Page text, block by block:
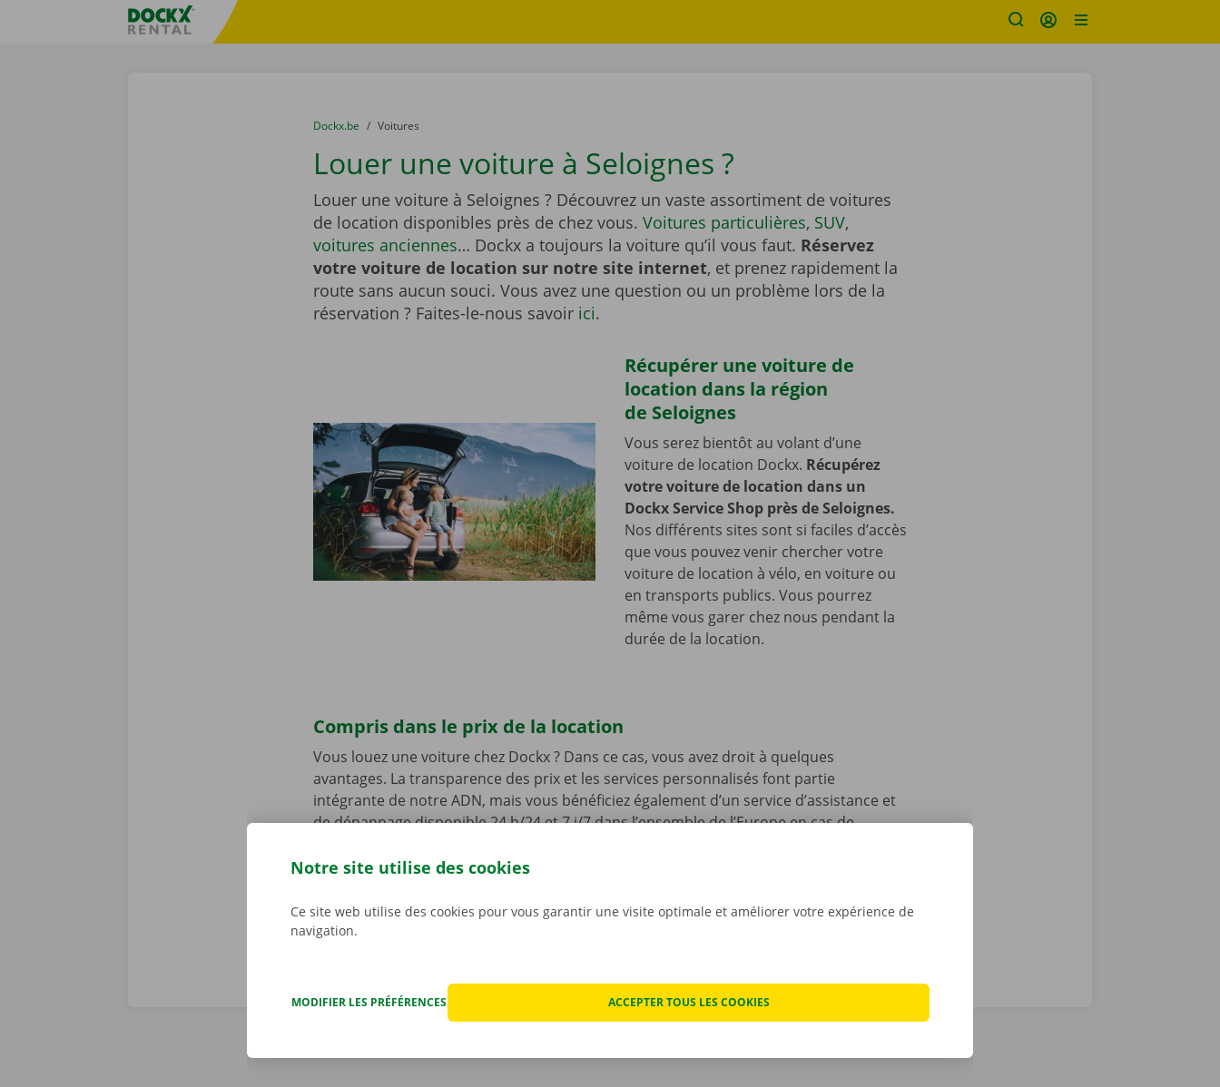
sitename
You are here:
du
Dockx.be to
Voitures
Louer une voiture à Seloignes ?
Louer une voiture à Seloignes ? Découvrez un vaste assortiment de voitures
de location disponibles près de chez vous. Voitures particulières, SUV,
voitures anciennes… Dockx a toujours la voiture qu’il vous faut. Réservez
votre voiture de location sur notre site internet, et prenez rapidement la
route sans aucun souci. Vous avez une question ou un problème lors de la
réservation ? Faites-le-nous savoir ici.
Récupérer une voiture de
location dans la région
de Seloignes
Vous serez bientôt au volant d’une
voiture de location Dockx. Récupérez
votre voiture de location dans un
Dockx Service Shop près de Seloignes.
Nos différents sites sont si faciles d’accès
que vous pouvez venir chercher votre
voiture de location à vélo, en voiture ou
en transports publics. Vous pourrez
même vous garer chez nous pendant la
durée de la location.
Compris dans le prix de la location
Vous louez une voiture chez Dockx ? Dans ce cas, vous avez droit à quelques
avantages. La transparence des prix et les services personnalisés font partie
intégrante de notre ADN, mais vous bénéficiez également d’un service d’assistance et
de dépannage disponible 24 h/24 et 7 j/7 dans l’ensemble de l’Europe en cas de
toute tranquillité d’esprit.
Notre site utilise des cookies
Ce site web utilise des cookies pour vous garantir une visite optimale et améliorer votre expérience de
navigation.
MODIFIER LES PRÉFÉRENCES ACCEPTER TOUS LES COOKIES